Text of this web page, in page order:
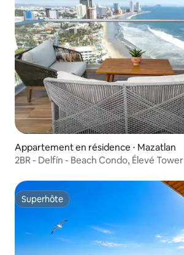
Appartement en résidence ⋅ Mazatlan
2BR - Delfín - Beach Condo, Élevé Tower
Superhôte
Superhôte